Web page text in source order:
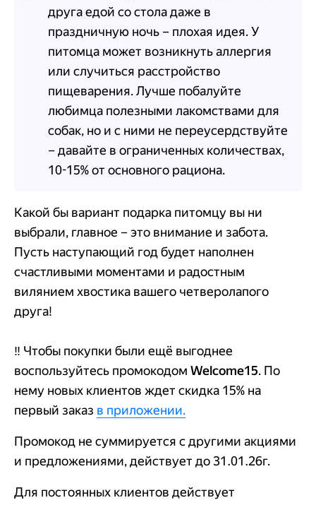
друга едой со стола даже в
праздничную ночь – плохая идея. У
питомца может возникнуть аллергия
или случиться расстройство
пищеварения. Лучше побалуйте
любимца полезными лакомствами для
собак, но и с ними не переусердствуйте
– давайте в ограниченных количествах,
10-15% от основного рациона.
Какой бы вариант подарка питомцу вы ни
выбрали, главное – это внимание и забота.
Пусть наступающий год будет наполнен
счастливыми моментами и радостным
вилянием хвостика вашего четверолапого
друга!
‼️ Чтобы покупки были ещё выгоднее
воспользуйтесь промокодом Welcome15. По
нему новых клиентов ждет скидка 15% на
первый заказ в приложении.
Промокод не суммируется с другими акциями
и предложениями, действует до 31.01.26г.
Для постоянных клиентов действует